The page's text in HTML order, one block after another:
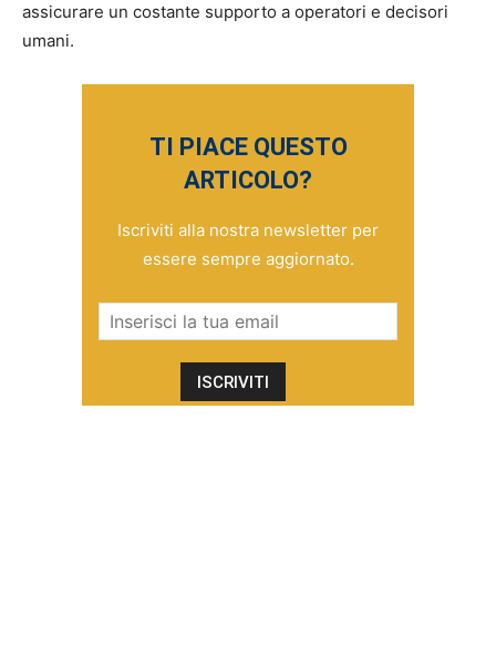
assicurare un costante supporto a operatori e decisori
umani.
TI PIACE QUESTO
ARTICOLO?
Iscriviti alla nostra newsletter per
essere sempre aggiornato.